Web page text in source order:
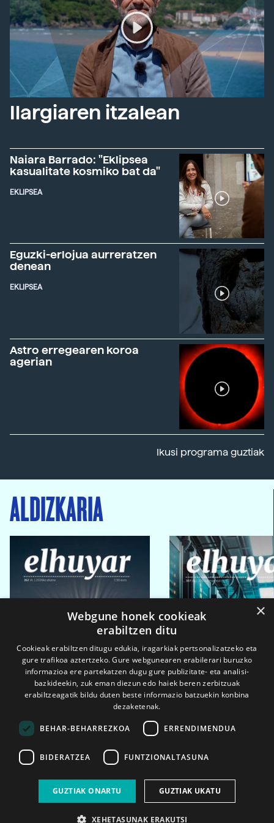
Ilargiaren itzalean
Naiara Barrado: "Eklipsea
kasualitate kosmiko bat da"
EKLIPSEA
Eguzki-erlojua aurreratzen
denean
EKLIPSEA
Astro erregearen koroa
agerian
Ikusi programa guztiak
ALDIZKARIA
2026ko eka. 1a 2026ko mar. 1a
×
Webgune honek cookieak
erabiltzen ditu
Cookieak erabiltzen ditugu edukia, iragarkiak pertsonalizatzeko eta
gure trafikoa aztertzeko. Gure webgunearen erabilerari buruzko
informazioa ere partekatzen dugu gure publizitate- eta analisi-
bazkideekin, zuk eman diezun edo haiek beren zerbitzuak
erabiltzeagatik bildu duten beste informazio batzuekin konbina
dezaketenak.
BEHAR-BEHARREZKOA ERRENDIMENDUA
BIDERATZEA FUNTZIONALTASUNA
GUZTIAK ONARTU GUZTIAK UKATU
XEHETASUNAK ERAKUTSI